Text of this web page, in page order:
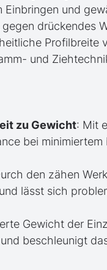
Einbringen und
drückendes
Profilbreite
und
zu Gewicht: Mit
bei
den zähen
lässt sich
Gewicht der
beschleunigt